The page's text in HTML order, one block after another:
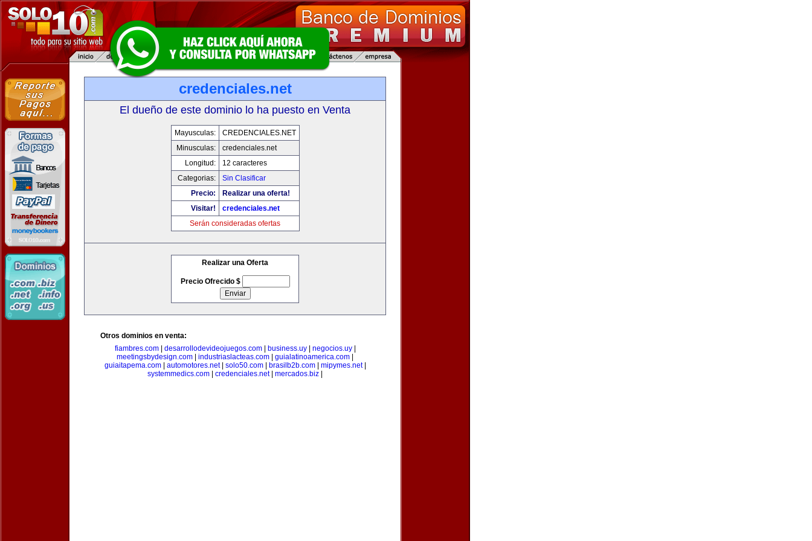
credenciales.net
El dueño de este dominio lo ha puesto en Venta
Mayusculas:
CREDENCIALES.NET
Minusculas:
credenciales.net
Longitud:
12 caracteres
Categorias:
Sin Clasificar
Precio:
Realizar una oferta!
Visitar!
credenciales.net
Serán consideradas ofertas
Realizar una Oferta
Precio Ofrecido $
Otros dominios en venta:
fiambres.com| desarrollodevideojuegos.com| business.uy| negocios.uy|
meetingsbydesign.com
industriaslacteas.com guialatinoamerica.com
guiaitapema.com| automotores.net| solo50.com| brasilb2b.com| mipymes.net|
systemmedics.com
credenciales.net| mercados.biz